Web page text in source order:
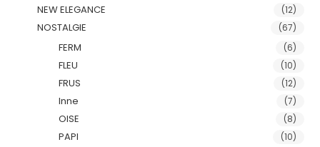
NEW ELEGANCE (12)
NOSTALGIE (67)
FERM (6)
FLEU (10)
FRUS (12)
Inne (7)
OISE (8)
PAPI (10)